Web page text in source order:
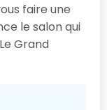
faire une
le salon qui
Grand